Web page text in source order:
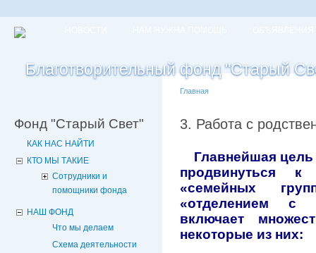
Фонд "Старый Свет"
КАК НАС НАЙТИ
КТО МЫ ТАКИЕ
Сотрудники и
помощники фонда
НАШ ФОНД
Что мы делаем
Схема деятельности
Главная
3. Работа с
Главнейшая цель
продвинуться
«семейных
«отделением с
включает
некоторые из них: